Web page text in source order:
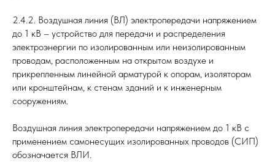
2.4.2. Воздушная линия (ВЛ) электропередачи напряжением
до 1 кВ – устройство для передачи и распределения
электроэнергии по изолированным или неизолированным
проводам, расположенным на открытом воздухе и
прикрепленным линейной арматурой к опорам, изоляторам
или кронштейнам, к стенам зданий и к инженерным
сооружениям.
Воздушная линия электропередачи напряжением до 1 кВ с
применением самонесущих изолированных проводов (СИП)
обозначается ВЛИ.